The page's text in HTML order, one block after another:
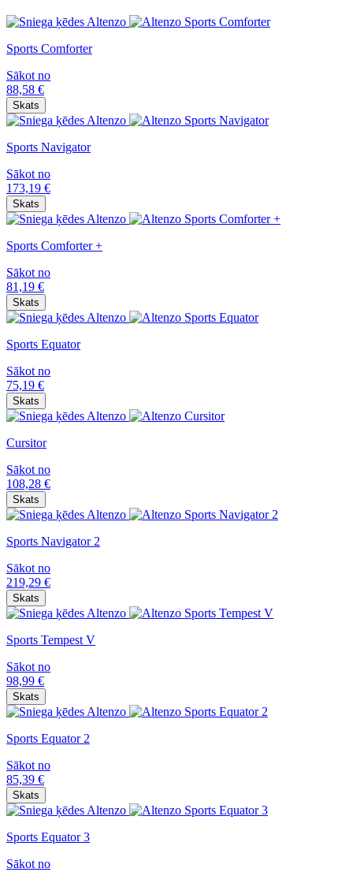
Sports Comforter
Sākot no
88,58 €
Skats
Sports Navigator
Sākot no
173,19 €
Skats
Sports Comforter +
Sākot no
81,19 €
Skats
Sports Equator
Sākot no
75,19 €
Skats
Cursitor
Sākot no
108,28 €
Skats
Sports Navigator 2
Sākot no
219,29 €
Skats
Sports Tempest V
Sākot no
98,99 €
Skats
Sports Equator 2
Sākot no
85,39 €
Skats
Sports Equator 3
Sākot no